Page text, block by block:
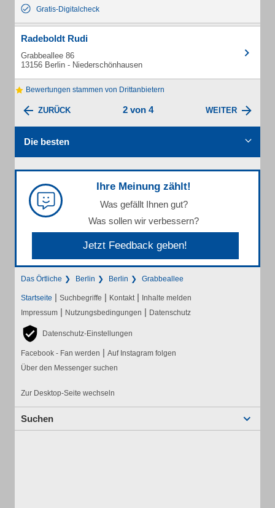
Gratis-Digitalcheck
Radeboldt Rudi
Grabbeallee 86
13156 Berlin - Niederschönhausen
Bewertungen stammen von Drittanbietern
ZURÜCK 2 von 4 WEITER
Die besten
Ihre Meinung zählt!
Was gefällt Ihnen gut?
Was sollen wir verbessern?
Jetzt Feedback geben!
Das Örtliche Berlin Berlin Grabbeallee
Startseite | Suchbegriffe | Kontakt | Inhalte melden
Impressum | Nutzungsbedingungen | Datenschutz
Datenschutz-Einstellungen
Facebook - Fan werden | Auf Instagram folgen
Über den Messenger suchen
Zur Desktop-Seite wechseln
Suchen